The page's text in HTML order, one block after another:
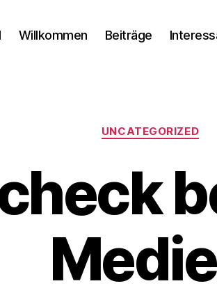
Willkommen Beiträge
Kategorien
UNCATEGORIZED